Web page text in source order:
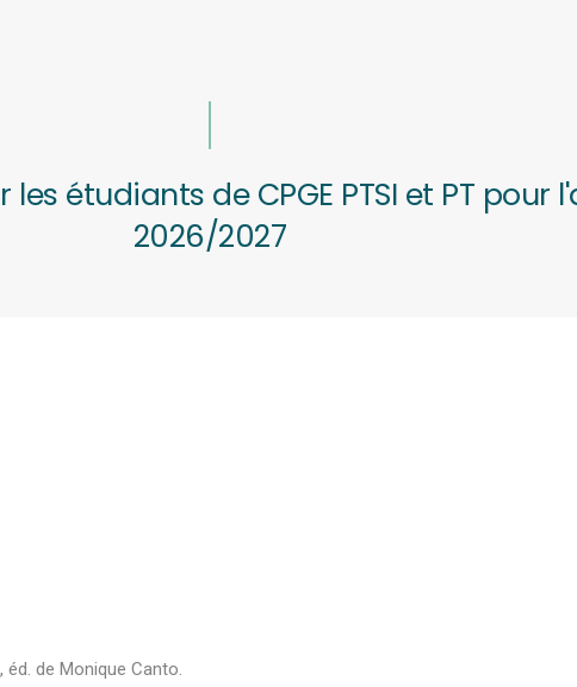
étudiants de CPGE PTSI et PT pour
2026/2027
éd. de Monique Canto.